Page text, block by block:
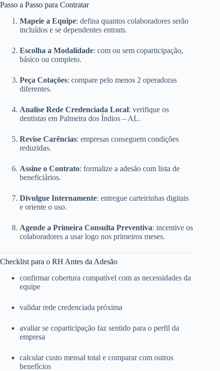
Passo a Passo para Contratar
Mapeie a Equipe: defina quantos colaboradores serão
incluídos e se dependentes entram.
Escolha a Modalidade: com ou sem coparticipação,
básico ou completo.
Peça Cotações: compare pelo menos 2 operadoras
diferentes.
Analise Rede Credenciada Local: verifique os
dentistas em Palmeira dos Índios – AL.
Revise Carências: empresas conseguem condições
reduzidas.
Assine o Contrato: formalize a adesão com lista de
beneficiários.
Divulgue Internamente: entregue carteirinhas digitais
e oriente o uso.
Agende a Primeira Consulta Preventiva: incentive os
colaboradores a usar logo nos primeiros meses.
Checklist para o RH Antes da Adesão
confirmar cobertura compatível com as necessidades da
equipe
validar rede credenciada próxima
avaliar se coparticipação faz sentido para o perfil da
empresa
calcular custo mensal total e comparar com outros
benefícios